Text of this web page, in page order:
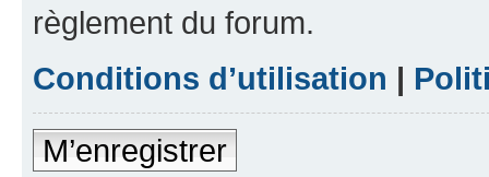
règlement du forum.
Conditions d’utilisation |
M’enregistrer